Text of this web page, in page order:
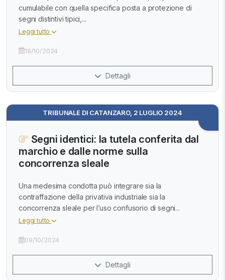
cumulabile con quella specifica posta a protezione di
segni distintivi tipici,...
Leggi tutto
19/10/2024
Dettagli
TRIBUNALE DI CATANZARO, 2 LUGLIO 2024
Segni identici: la tutela conferita dal
marchio e dalle norme sulla
concorrenza sleale
Una medesima condotta può integrare sia la
contraffazione della privativa industriale sia la
concorrenza sleale per l’uso confusorio di segni...
Leggi tutto
09/10/2024
Dettagli